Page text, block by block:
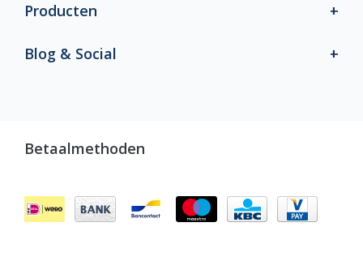
Producten
Blog & Social
Betaalmethoden